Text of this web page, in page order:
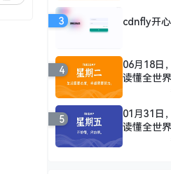
3
cdnfly开
4
06月18日
读懂全世界
5
01月31日
读懂全世界